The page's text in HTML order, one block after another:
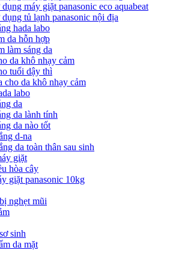
máy giặt panasonic eco aquabeat
tủ lạnh panasonic nội địa
hada labo
da hỗn hợp
làm sáng da
da khô nhạy cảm
tuổi dậy thì
cho da khô nhạy cảm
labo
da
da lành tính
da nào tốt
d-na
da toàn thân sau sinh
giặt
hòa cây
giặt panasonic 10kg
nghẹt mũi
sinh
da mặt